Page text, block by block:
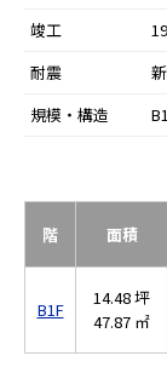
竣工
耐震
規模・構造
階 面積
B1F
14.48 坪
47.87 ㎡